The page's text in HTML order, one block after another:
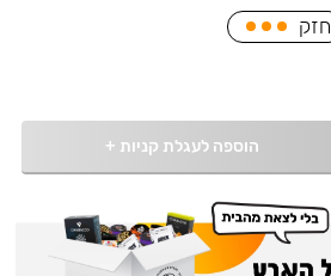
חזק
הוספה לעגלת קניות +